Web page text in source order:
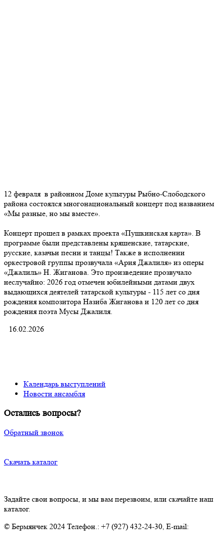
12 февраля в районном Доме культуры Рыбно-Слободского
района состоялся многонациональный концерт под названием
«Мы разные, но мы вместе».
Концерт прошел в рамках проекта «Пушкинская карта». В
программе были представлены кряшенские, татарские,
русские, казачьи песни и танцы! Также в исполнении
оркестровой группы прозвучала «Ария Джалиля» из оперы
«Джалиль» Н. Жиганова. Это произведение прозвучало
неслучайно: 2026 год отмечен юбилейными датами двух
выдающихся деятелей татарской культуры - 115 лет со дня
рождения композитора Назиба Жиганова и 120 лет со дня
рождения поэта Мусы Джалиля.
16.02.2026
Календарь выступлений
Новости ансамбля
Остались вопросы?
Обратный звонок
Скачать каталог
Задайте свои вопросы, и мы вам перезвоим, или скачайте наш
каталог.
© Бермянчек 2024 Телефон.: +7 (927) 432-24-30, E-mail: